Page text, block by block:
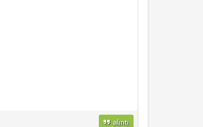
alıntı